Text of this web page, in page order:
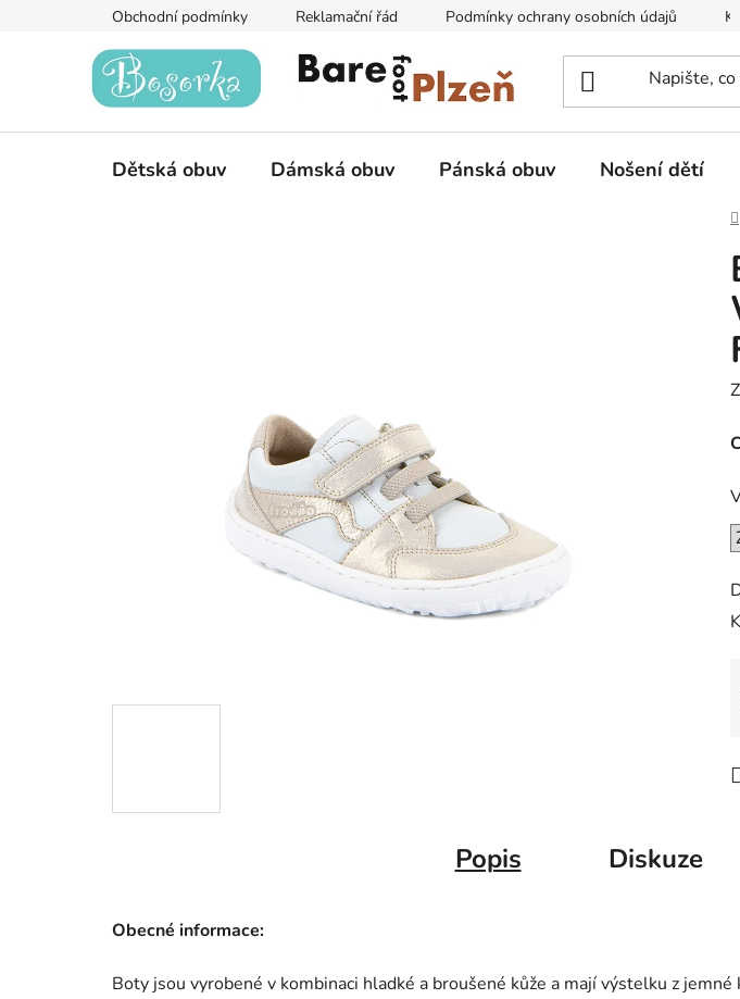
Obchodní podmínky Reklamační řád Podmínky ochrany osobních údajů
Dětská obuv Dámská obuv Pánská obuv Nošení dětí
Popis Diskuze
Obecné informace:
Boty jsou vyrobené v kombinaci hladké a broušené kůže a mají výstelku z jemné